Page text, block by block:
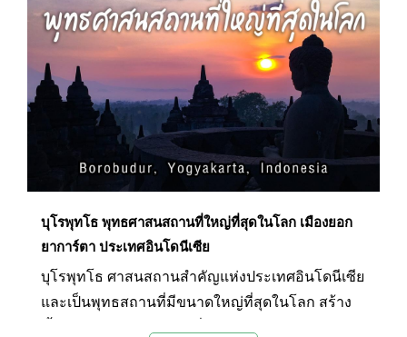
ลัยขนาดเล็กเป็นบริวารอีกมากกว่า 200 หลัง และมี
แนวกำแพงล้อมรอบ ทั้งหมดนี้สะท้อนถึงความความ
ยิ่งใหญ่ ความงาม และความสำคัญของศาสนาฮินดู
ในอดีต จนได้รับการยกย่องให้เป็นมรดกโลกทาง
วัฒนธรรมจากองค์การยูเนสโกในปี ค.ศ.1991
บุโรพุทโธ พุทธศาสนสถานที่ใหญ่ที่สุดในโลก เมืองยอก
ยาการ์ตา ประเทศอินโดนีเซีย
บุโรพุทโธ ศาสนสถานสำคัญแห่งประเทศอินโดนีเซีย
และเป็นพุทธสถานที่มีขนาดใหญ่ที่สุดในโลก สร้าง